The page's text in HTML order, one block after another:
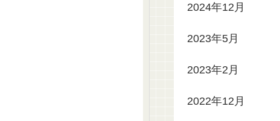
2024年12月
2023年5月
2023年2月
2022年12月